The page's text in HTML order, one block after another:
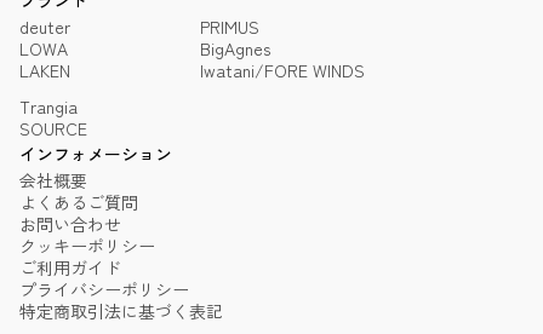
deuter
LOWA
LAKEN
PRIMUS
BigAgnes
Iwatani/FORE WINDS
Trangia
SOURCE
インフォメーション
会社概要
よくあるご質問
お問い合わせ
クッキーポリシー
ご利用ガイド
プライバシーポリシー
特定商取引法に基づく表記